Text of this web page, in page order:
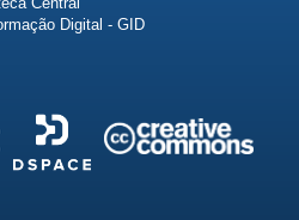
Digital - GID